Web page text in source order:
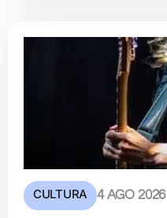
CULTURA 4 AGO 2026